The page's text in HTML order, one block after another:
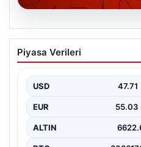
06.08.2026
MGK’den 8
çeken ‘Terörsüz
Piyasa Verileri
USD 47.71
EUR 55.03
ALTIN